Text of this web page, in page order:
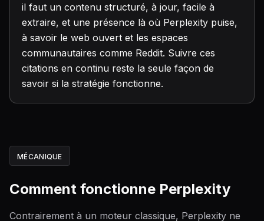
il faut un contenu structuré, à jour, facile à
extraire, et une présence là où Perplexity puise,
à savoir le web ouvert et les espaces
communautaires comme Reddit. Suivre ces
citations en continu reste la seule façon de
savoir si la stratégie fonctionne.
MÉCANIQUE
Comment fonctionne Perplexity
Contrairement à un moteur classique, Perplexity ne